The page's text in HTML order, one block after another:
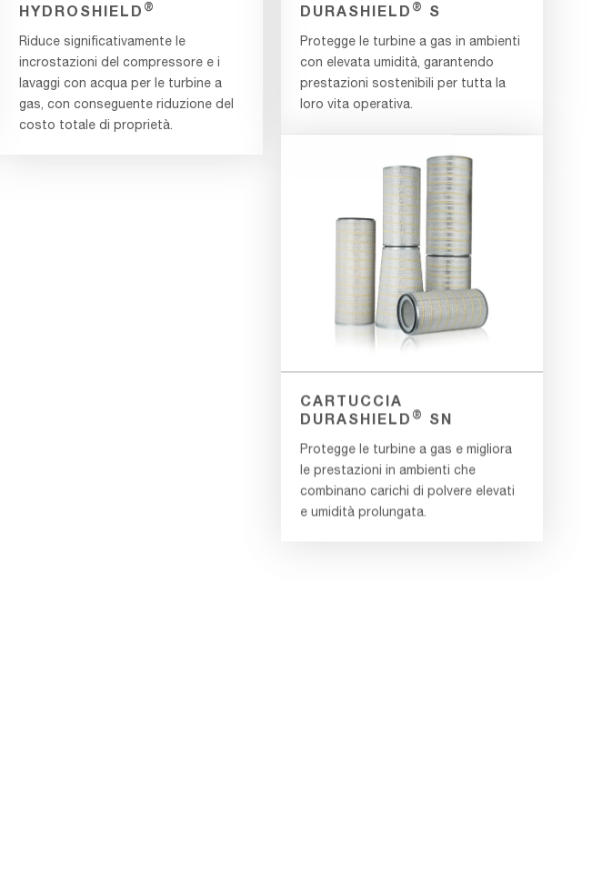
HYDROSHIELD ®
Riduce significativamente le
incrostazioni del compressore e i
lavaggi con acqua per le turbine a
gas, con conseguente riduzione del
costo totale di proprietà.
DURASHIELD ® S
Protegge le turbine a gas in ambienti
con elevata umidità, garantendo
prestazioni sostenibili per tutta la
loro vita operativa.
CARTUCCIA
DURASHIELD ® SN
Protegge le turbine a gas e migliora
le prestazioni in ambienti che
combinano carichi di polvere elevati
e umidità prolungata.